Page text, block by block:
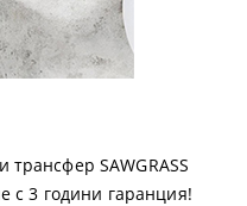
SAWGRASS
с 3 години гаранция!